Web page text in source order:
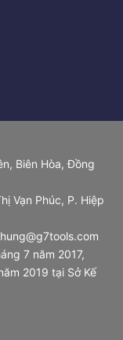
Biên Hòa, Đồng
Vạn Phúc, P. Hiệp
7 năm 2017,
2019 tại Sở Kế